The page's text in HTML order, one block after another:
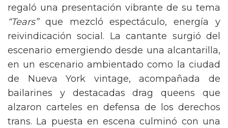
regaló una presentación vibrante de su tema
“Tears”que mezcló espectáculo, energía y
reivindicación social. La cantante surgió del
escenario emergiendo desde una alcantarilla,
en un escenario ambientado como la ciudad
de Nueva York vintage, acompañada de
bailarines y destacadas drag queens que
alzaron carteles en defensa de los derechos
trans. La puesta en escena culminó con una